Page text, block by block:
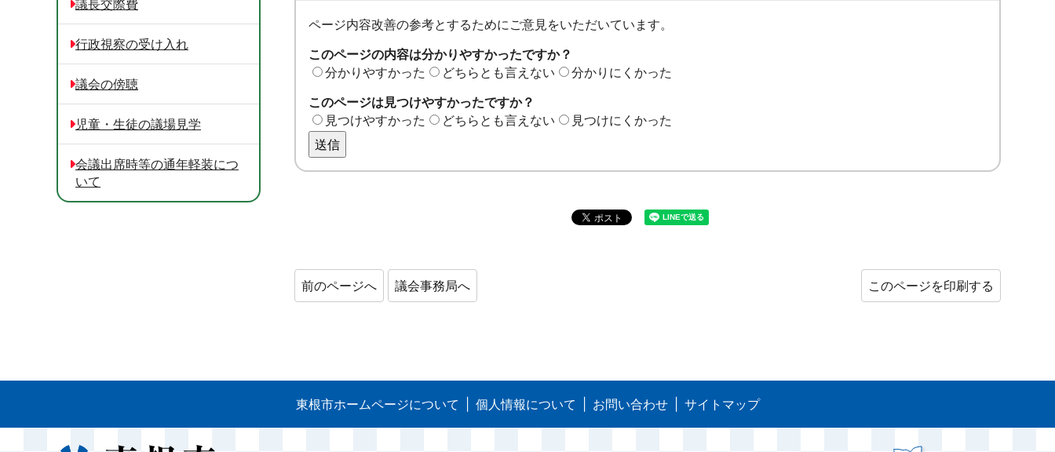
ページ内容改善の参考とするためにご意見をいただいています。
このページの内容は分かりやすかったですか？
分かりやすかった
どちらとも言えない
分かりにくかった
このページは見つけやすかったですか？
見つけやすかった
どちらとも言えない
見つけにくかった
送信
前のページへ 議会事務局へ このページを印刷する
議長交際費
行政視察の受け入れ
議会の傍聴
児童・生徒の議場見学
会議出席時等の通年軽装につ
いて
東根市ホームページについて 個人情報について お問い合わせ サイトマップ